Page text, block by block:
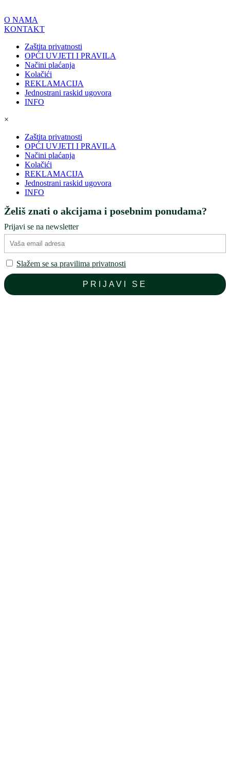
O NAMA
KONTAKT
Zaštita privatnosti
OPĆI UVJETI I PRAVILA
Načini plaćanja
Kolačići
REKLAMACIJA
Jednostrani raskid ugovora
INFO
×
Zaštita privatnosti
OPĆI UVJETI I PRAVILA
Načini plaćanja
Kolačići
REKLAMACIJA
Jednostrani raskid ugovora
INFO
Želiš znati o akcijama i posebnim ponudama?
Prijavi se na newsletter
Slažem se sa pravilima privatnosti